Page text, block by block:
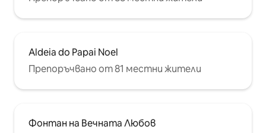
Aldeia do Papai Noel
Препоръчвано от 81 местни жители
Фонтан на Вечната Любов